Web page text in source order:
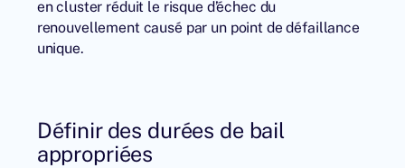
en cluster réduit le risque d’échec du
renouvellement causé par un point de défaillance
unique.
Définir des durées de bail
appropriées